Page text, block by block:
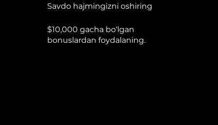
Savdo hajmingizni oshiring
$10,000 gacha bo‘lgan
bonuslardan foydalaning.